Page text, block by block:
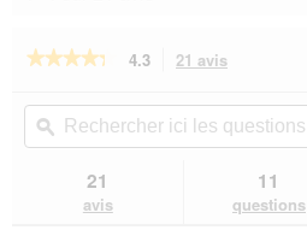
★★★★★
★★★★★
5
les
sur
4.3 21 avis
vous
redirigera
vers
avis.
Rechercher
ici
les
questions
réponses
ϙ
21
avis
11
questions